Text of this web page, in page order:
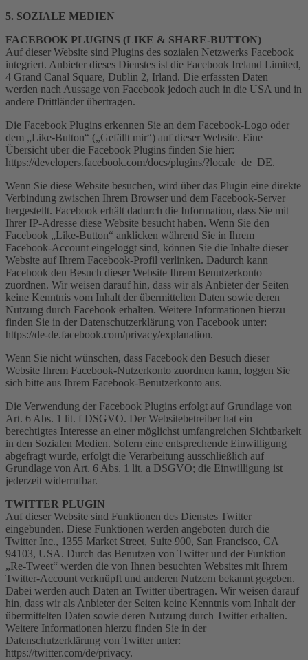
5. SOZIALE MEDIEN
FACEBOOK PLUGINS (LIKE & SHARE-BUTTON)
Auf dieser Website sind Plugins des sozialen Netzwerks Facebook
integriert. Anbieter dieses Dienstes ist die Facebook Ireland Limited,
4 Grand Canal Square, Dublin 2, Irland. Die erfassten Daten
werden nach Aussage von Facebook jedoch auch in die USA und in
andere Drittländer übertragen.
Die Facebook Plugins erkennen Sie an dem Facebook-Logo oder
dem „Like-Button“ („Gefällt mir“) auf dieser Website. Eine
Übersicht über die Facebook Plugins finden Sie hier:
https://developers.facebook.com/docs/plugins/?locale=de_DE.
Wenn Sie diese Website besuchen, wird über das Plugin eine direkte
Verbindung zwischen Ihrem Browser und dem Facebook-Server
hergestellt. Facebook erhält dadurch die Information, dass Sie mit
Ihrer IP-Adresse diese Website besucht haben. Wenn Sie den
Facebook „Like-Button“ anklicken während Sie in Ihrem
Facebook-Account eingeloggt sind, können Sie die Inhalte dieser
Website auf Ihrem Facebook-Profil verlinken. Dadurch kann
Facebook den Besuch dieser Website Ihrem Benutzerkonto
zuordnen. Wir weisen darauf hin, dass wir als Anbieter der Seiten
keine Kenntnis vom Inhalt der übermittelten Daten sowie deren
Nutzung durch Facebook erhalten. Weitere Informationen hierzu
finden Sie in der Datenschutzerklärung von Facebook unter:
https://de-de.facebook.com/privacy/explanation.
Wenn Sie nicht wünschen, dass Facebook den Besuch dieser
Website Ihrem Facebook-Nutzerkonto zuordnen kann, loggen Sie
sich bitte aus Ihrem Facebook-Benutzerkonto aus.
Die Verwendung der Facebook Plugins erfolgt auf Grundlage von
Art. 6 Abs. 1 lit. f DSGVO. Der Websitebetreiber hat ein
berechtigtes Interesse an einer möglichst umfangreichen Sichtbarkeit
in den Sozialen Medien. Sofern eine entsprechende Einwilligung
abgefragt wurde, erfolgt die Verarbeitung ausschließlich auf
Grundlage von Art. 6 Abs. 1 lit. a DSGVO; die Einwilligung ist
jederzeit widerrufbar.
TWITTER PLUGIN
Auf dieser Website sind Funktionen des Dienstes Twitter
eingebunden. Diese Funktionen werden angeboten durch die
Twitter Inc., 1355 Market Street, Suite 900, San Francisco, CA
94103, USA. Durch das Benutzen von Twitter und der Funktion
„Re-Tweet“ werden die von Ihnen besuchten Websites mit Ihrem
Twitter-Account verknüpft und anderen Nutzern bekannt gegeben.
Dabei werden auch Daten an Twitter übertragen. Wir weisen darauf
hin, dass wir als Anbieter der Seiten keine Kenntnis vom Inhalt der
übermittelten Daten sowie deren Nutzung durch Twitter erhalten.
Weitere Informationen hierzu finden Sie in der
Datenschutzerklärung von Twitter unter:
https://twitter.com/de/privacy.